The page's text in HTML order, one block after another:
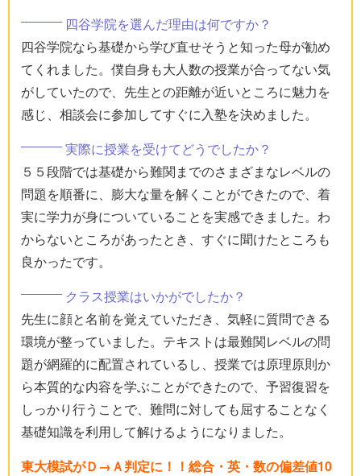
四谷学院を選んだ理由は何ですか？
四谷学院なら基礎から学び直せそうと知った母が勧め
てくれました。僕自身も大人数の授業が合ってない気
がしていたので、先生との距離が近いところに魅力を
感じ、相談会に参加してすぐに入塾を決めました。
実際に授業を受けてどうでしたか？
５５段階では基礎から難関までのさまざまなレベルの
問題を順番に、膨大な量を解くことができたので、着
実に学力が身についていることを実感できました。わ
からないところがあったとき、すぐに聞けたところも
良かったです。
クラス授業はいかがでしたか？
先生に顔と名前を覚えていただき、気軽に質問できる
環境が整っていました。テキストは最難関レベルの問
題が網羅的に配置されているし、授業では原理原則か
ら本質的な内容を学ぶことができたので、予習復習を
しっかり行うことで、難問に対しても屈することなく
基礎知識を利用して解けるようになりました。
東大模試がＤ→Ａ判定に！！総合・英・数の偏差値10